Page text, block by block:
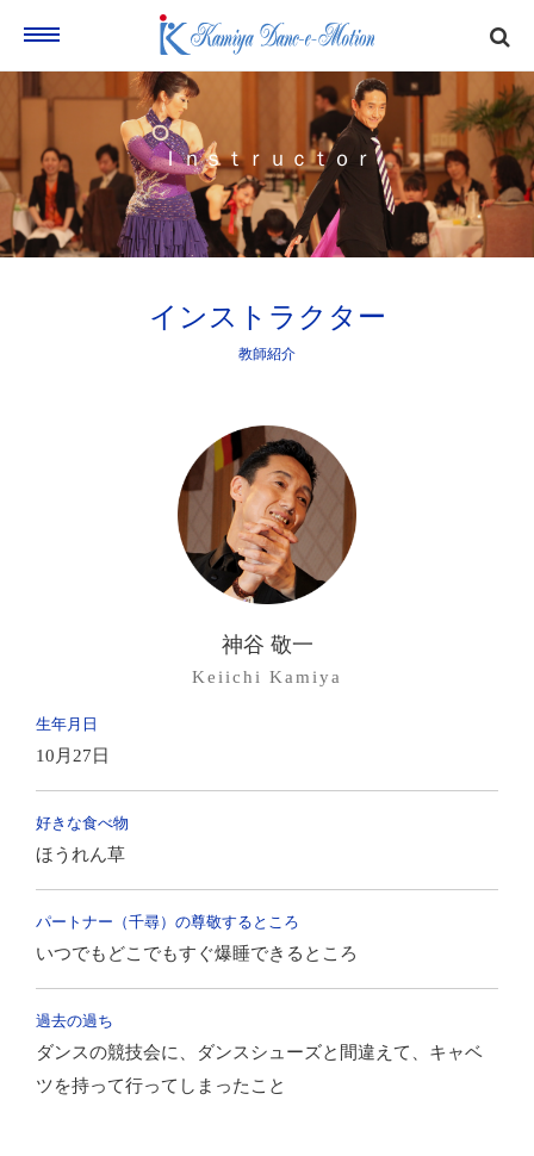
Profile
Lesson Guidance
Topics
フォトギャラリー
Spring＊Party2022
Spring＊Party2022
12th Anniversary Party
12周年記念舞踏晩餐会
Ｉｎｓｔｒｕｃｔｏｒ
インストラクター
教師紹介
神谷 敬一
Keiichi Kamiya
生年月日
10月27日
好きな食べ物
ほうれん草
パートナー（千尋）の尊敬するところ
いつでもどこでもすぐ爆睡できるところ
過去の過ち
ダンスの競技会に、ダンスシューズと間違えて、キャベ
ツを持って行ってしまったこと